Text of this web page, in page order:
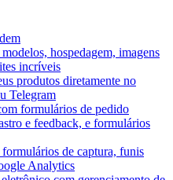
hospedagem, imagens
incríveis
produtos diretamente no
Telegram
formulários de pedido
e feedback, e formulários
de captura, funis
Analytics